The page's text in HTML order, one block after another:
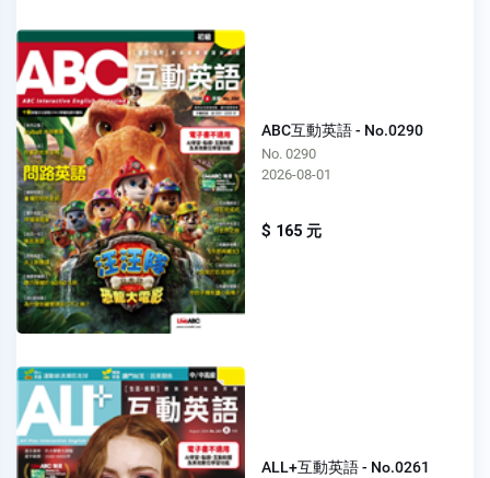
ABC互動英語 - No.0290
No. 0290
2026-08-01
$ 165 元
ALL+互動英語 - No.0261